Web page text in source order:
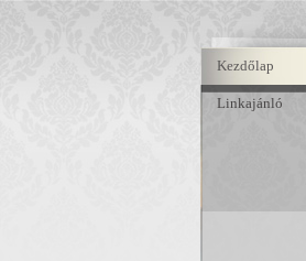
Kezdőlap
Linkajánló